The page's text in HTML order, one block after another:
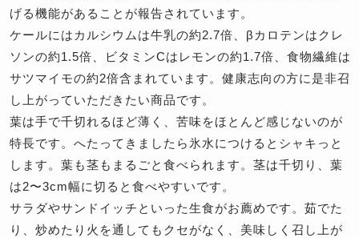
げる機能があることが報告されています。
ケールにはカルシウムは牛乳の約2.7倍、βカロテンはクレ
ソンの約1.5倍、ビタミンCはレモンの約1.7倍、食物繊維は
サツマイモの約2倍含まれています。健康志向の方に是非召
し上がっていただきたい商品です。
葉は手で千切れるほど薄く、苦味をほとんど感じないのが
特長です。へたってきましたら氷水につけるとシャキっと
します。葉も茎もまるごと食べられます。茎は千切り、葉
は2〜3cm幅に切ると食べやすいです。
サラダやサンドイッチといった生食がお薦めです。茹でた
り、炒めたり火を通してもクセがなく、美味しく召し上が